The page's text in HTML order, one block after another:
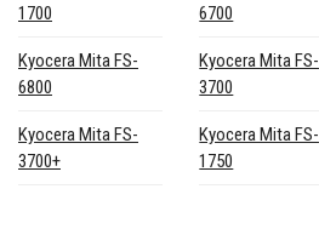
1700
6700
Kyocera Mita FS-
6800
Kyocera Mita FS-
3700
Kyocera Mita FS-
3700+
Kyocera Mita FS-
1750